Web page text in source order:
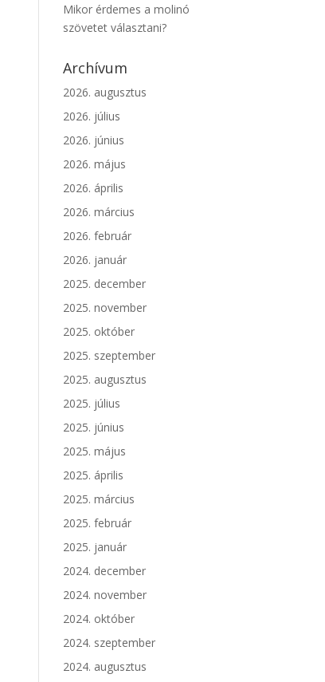
Mikor érdemes a molinó
szövetet választani?
Archívum
2026. augusztus
2026. július
2026. június
2026. május
2026. április
2026. március
2026. február
2026. január
2025. december
2025. november
2025. október
2025. szeptember
2025. augusztus
2025. július
2025. június
2025. május
2025. április
2025. március
2025. február
2025. január
2024. december
2024. november
2024. október
2024. szeptember
2024. augusztus